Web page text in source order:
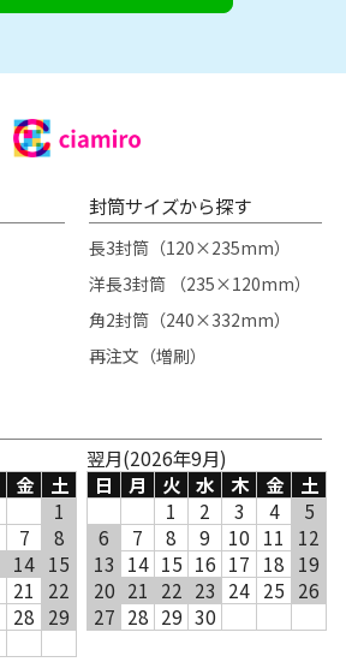
封筒サイズから探す
長3封筒（120×235mm）
洋長3封筒 （235×120mm）
角2封筒（240×332mm）
再注文（増刷）
金
土
1
7
8
14 15
21
22
28 29
翌月(2026年9月)
日
月 火 水 木 金
土
1
2 3 4
5
6
7 8 9 10 11
12
13 14 15 16 17 18 19
20 21 22 23 24 25 26
27 28 29 30